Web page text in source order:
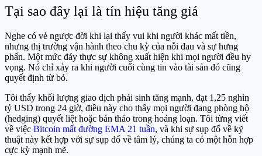
Tại sao đây lại là tín hiệu tăng giá
Nghe có vẻ ngược đời khi lại thấy vui khi người khác mất tiền,
nhưng thị trường vận hành theo chu kỳ của nỗi đau và sự hưng
phấn. Một mức đáy thực sự không xuất hiện khi mọi người đều hy
vọng. Nó chỉ xảy ra khi người cuối cùng tin vào tài sản đó cũng
quyết định từ bỏ.
Tôi thấy khối lượng giao dịch phái sinh tăng mạnh, đạt 1,25 nghìn
tỷ USD trong 24 giờ, điều này cho thấy mọi người đang phòng hộ
(hedging) quyết liệt hoặc bán tháo trong hoảng loạn. Tôi từng viết
về việc Bitcoin mất đường EMA 21 tuần, và khi sự sụp đổ về kỹ
thuật này kết hợp với sự sụp đổ về tâm lý, chúng ta có một hỗn hợp
cực kỳ mạnh mẽ.